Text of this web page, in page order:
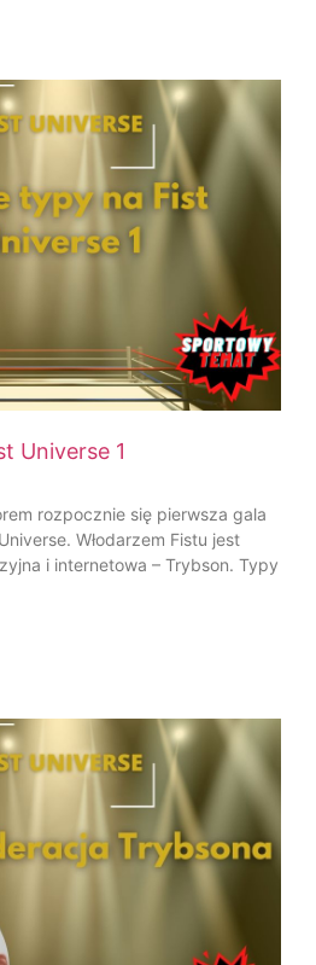
Universe 1
rozpocznie się pierwsza gala
Włodarzem Fistu jest
i internetowa – Trybson. Typy